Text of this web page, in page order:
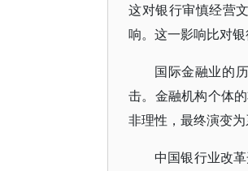
这对银行审慎经营
响。这一影响比对银
国际金融业的
击。金融机构个体
非理性，最终演变
中国银行业改